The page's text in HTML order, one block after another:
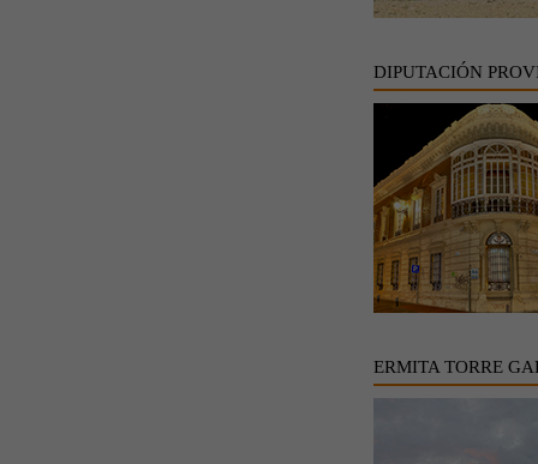
DIPUTACIÓN
ERMITA TORRE